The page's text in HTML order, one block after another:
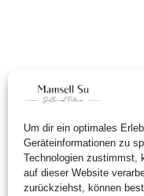
Um dir ein optimales
Geräteinformationen zu
Technologien zustimmst,
auf dieser Website
zurückziehst, können